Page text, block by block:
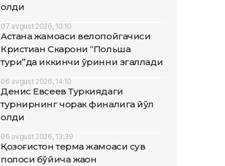
олди
07 avgust 2026, 10:10
Астана жамоаси велопойгачиси
Кристиан Скарони “Польша
тури”да иккинчи ўринни эгаллади
06 avgust 2026, 14:10
Денис Евсеев Туркиядаги
турнирнинг чорак финалига йўл
олди
06 avgust 2026, 13:39
Қозоғистон терма жамоаси сув
полоси бўйича жаҳон